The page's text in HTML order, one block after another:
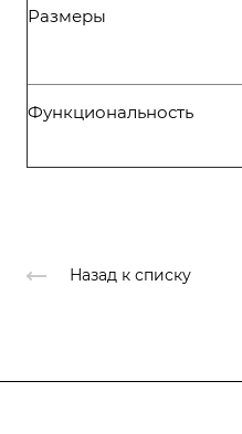
Размеры
Функциональность
Назад к списку